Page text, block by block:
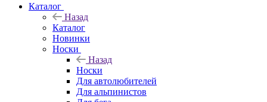
Каталог
Назад
Каталог
Новинки
Носки
Назад
Носки
Для автолюбителей
Для альпинистов